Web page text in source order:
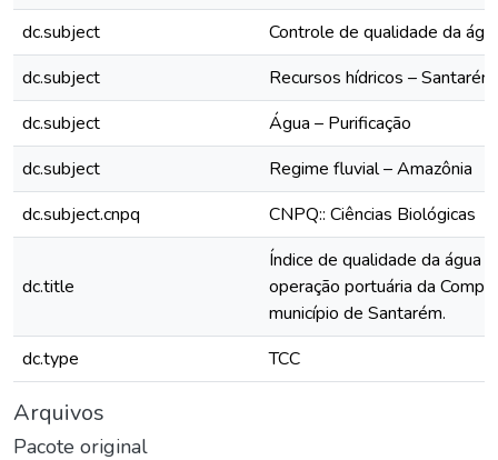
dc.subject
Controle de qualidade da
dc.subject
Recursos hídricos –
dc.subject
Água – Purificação
dc.subject
Regime fluvial – Amazônia
dc.subject.cnpq
CNPQ:: Ciências Biológicas
dc.title
Índice de qualidade da água
operação portuária da
município de Santarém.
dc.type
TCC
Arquivos
Pacote original